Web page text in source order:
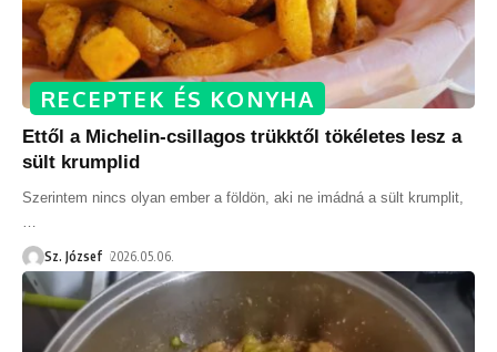
RECEPTEK ÉS KONYHA
Ettől a Michelin-csillagos trükktől tökéletes lesz a
sült krumplid
Szerintem nincs olyan ember a földön, aki ne imádná a sült krumplit,
…
Sz. József 2026.05.06.